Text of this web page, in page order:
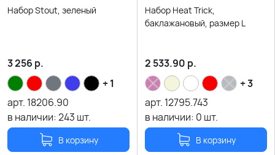
Набор Stout, зеленый
3 256 р.
+ 1
арт. 18206.90
в наличии:243 шт.
В корзину
Набор Heat Trick,
баклажановый, размер L
2 533.90 р.
+ 3
арт. 12795.743
в наличии: 0 шт.
В корзину